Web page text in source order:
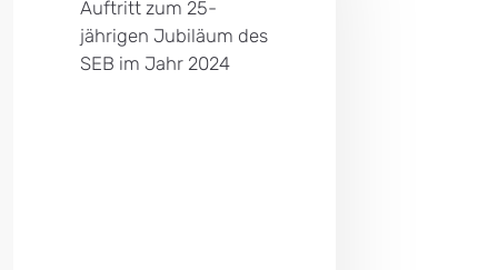
Auftritt zum 25-
jährigen Jubiläum des
SEB im Jahr 2024